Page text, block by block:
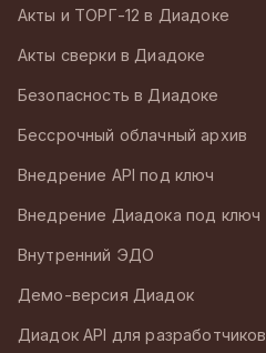
Акты и ТОРГ-12 в Диадоке
Акты сверки в Диадоке
Безопасность в Диадоке
Бессрочный облачный архив
Внедрение API под ключ
Внедрение Диадока под ключ
Внутренний ЭДО
Демо-версия Диадок
Диадок API для разработчиков